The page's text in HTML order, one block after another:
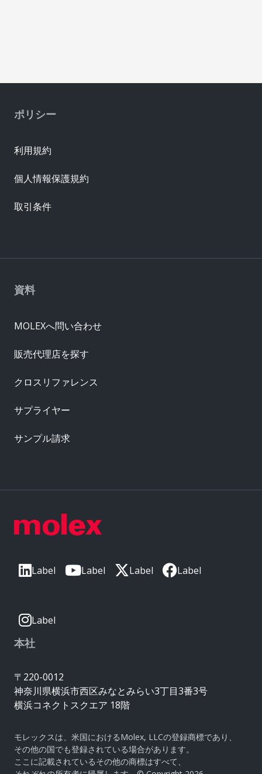
Label Label Label Label
Label
本社
〒220-0012
神奈川県横浜市西区みなとみらい3丁目3番3号
横浜コネクトスクエア 18階
モレックスは、米国におけるMolex, LLCの登録商標であり、
その他の国でも登録されている場合があります。
ここに記載されているその他の商標はすべて、
資料
MOLEXへ問い合わせ
販売代理店を探す
クロスリファレンス
サプライヤー
サンプル請求
ポリシー
利用規約
個人情報保護規約
取引条件